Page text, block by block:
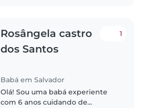
Rosângela castro
dos Santos
Babá em Salvador
1
Olá! Sou uma babá experiente
com 6 anos cuidando de